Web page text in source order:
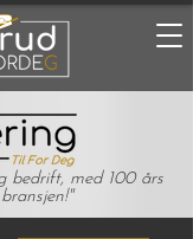
bedrift, med 100 års